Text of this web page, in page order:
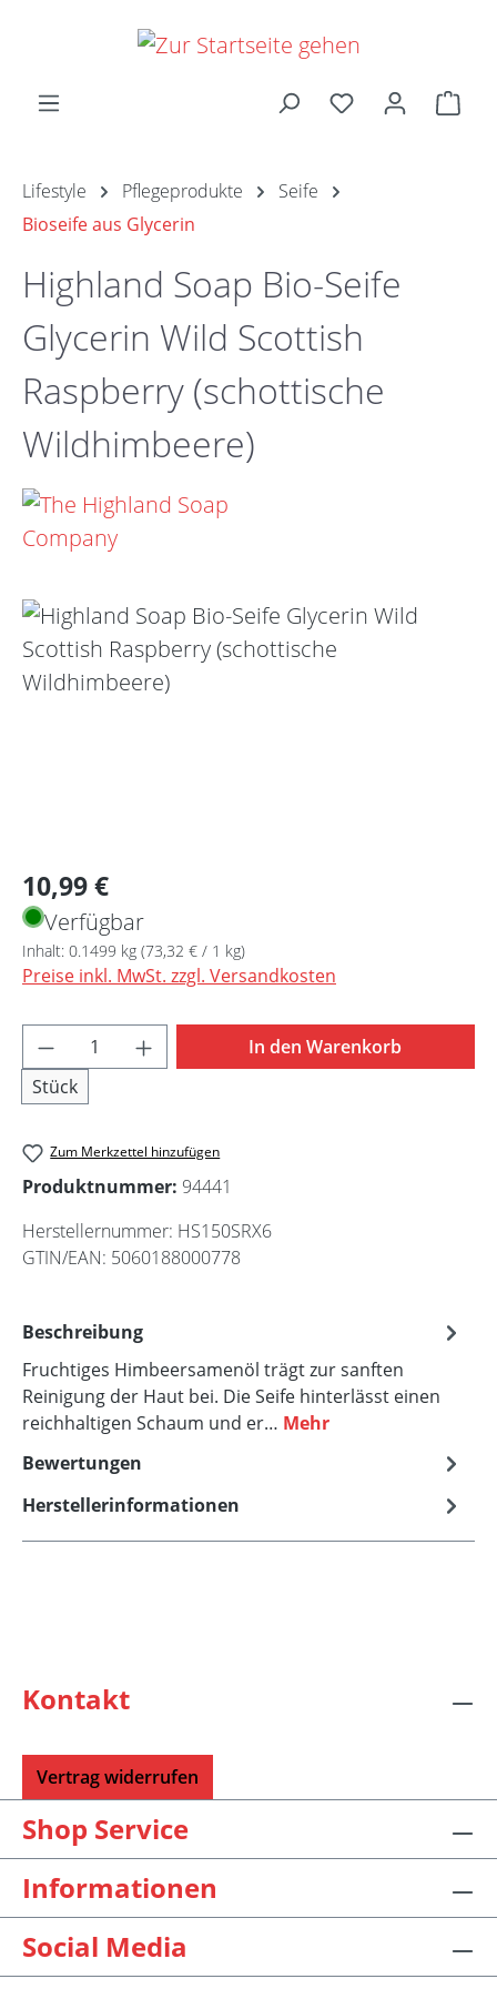
Zum Hauptinhalt springen
Lifestyle Pflegeprodukte
Seife
Bioseife aus Glycerin
Highland Soap Bio-Seife
Glycerin Wild Scottish
Raspberry (schottische
Wildhimbeere)
Bildergalerie überspringen
Regulärer Preis:
10,99 €
Verfügbar
Inhalt: 0.1499 kg (73,32 € / 1 kg)
Preise inkl. MwSt. zzgl. Versandkosten
Produkt Anzahl: Gib den gewünschten
Stück
In den Warenkorb
Zum Merkzettel hinzufügen
Produktnummer: 94441
Herstellernummer: HS150SRX6
GTIN/EAN: 5060188000778
Beschreibung
Fruchtiges Himbeersamenöl trägt zur sanften
Reinigung der Haut bei. Die Seife hinterlässt einen
reichhaltigen Schaum und er… Mehr
Bewertungen
Herstellerinformationen
Kontakt
Vertrag widerrufen
Shop Service
Informationen
Social Media